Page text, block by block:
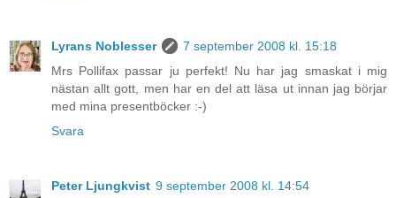
Lyrans Noblesser
7 september 2008 kl. 15:18
Mrs Pollifax passar ju perfekt! Nu har jag smaskat i mig
nästan allt gott, men har en del att läsa ut innan jag börjar
med mina presentböcker :-)
Svara
Peter Ljungkvist 9 september 2008 kl. 14:54